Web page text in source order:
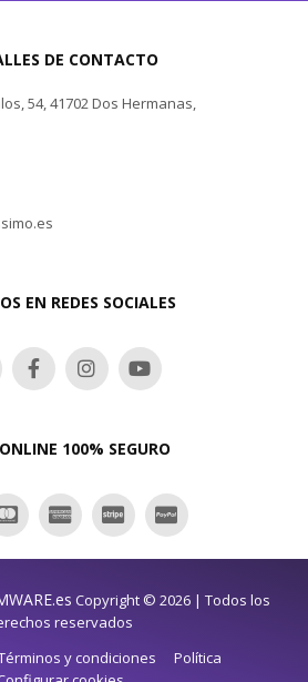
DE CONTACTO
54, 41702 Dos Hermanas,
EN REDES SOCIALES
100% SEGURO
Copyright © 2026 | Todos los
reservados
y condiciones
Política